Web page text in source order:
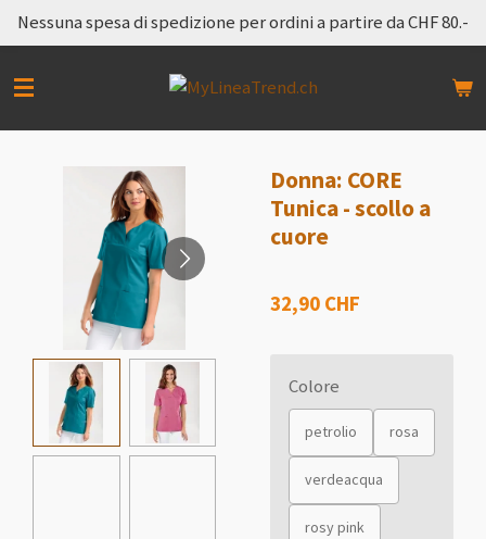
Vai
al
contenuto
Nessuna spesa di spedizione per ordini a partire da CHF 80.-
Donna: CORE
Tunica - scollo a
cuore
32,90 CHF
Colore
petrolio rosa
verdeacqua
rosy pink